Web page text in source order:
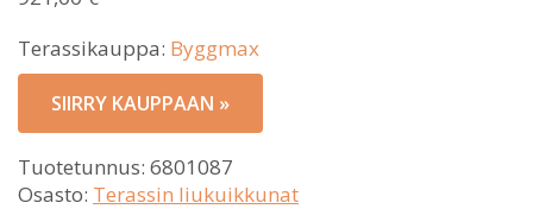
Terassikauppa: Byggmax
SIIRRY KAUPPAAN »
Tuotetunnus: 6801087
Osasto: Terassin liukuikkunat